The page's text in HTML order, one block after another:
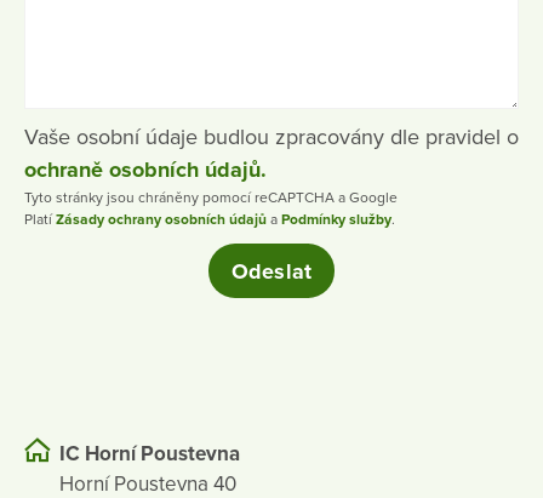
Vaše osobní údaje budlou zpracovány dle pravidel o
ochraně osobních údajů.
Tyto stránky jsou chráněny pomocí reCAPTCHA a Google
PlatíZásady ochrany osobních údajů a Podmínky služby.
IC Horní Poustevna
Horní Poustevna 40